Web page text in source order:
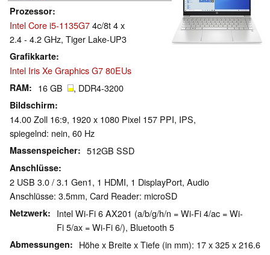
Prozessor
Intel Core i5-1135G74c/8t 4 x
2.4 - 4.2 GHz, Tiger Lake-UP3
Grafikkarte
Intel Iris Xe Graphics G7 80EUs
RAM 16 GB , DDR4-3200
Bildschirm
14.00 Zoll 16:9, 1920 x 1080 Pixel 157 PPI, IPS,
spiegelnd: nein, 60 Hz
Massenspeicher 512GB SSD
Anschlüsse
2 USB 3.0 / 3.1 Gen1, 1 HDMI, 1 DisplayPort, Audio
Anschlüsse: 3.5mm, Card Reader: microSD
Netzwerk
Intel Wi-Fi 6 AX201 (a/b/g/h/n = Wi-Fi 4/ac = Wi-
Fi 5/ax = Wi-Fi 6/), Bluetooth 5
Abmessungen Höhe x Breite x Tiefe (in mm): 17 x 325 x 216.6